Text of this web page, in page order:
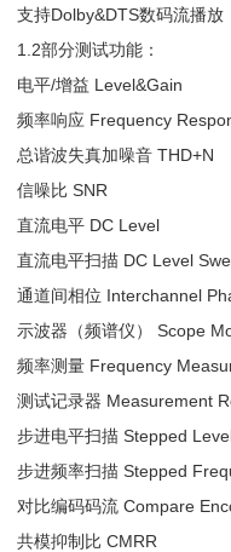
支持Dolby&DTS数码流播放
1.2部分测试功能：
电平/增益 Level&Gain
频率响应 Frequency
总谐波失真加噪音 THD+N
信噪比 SNR
直流电平 DC Level
直流电平扫描 DC Level
通道间相位 Interchannel
示波器（频谱仪） Scope
频率测量 Frequency
测试记录器 Measurement
步进电平扫描 Stepped
步进频率扫描 Stepped
对比编码码流 Compare
共模抑制比 CMRR